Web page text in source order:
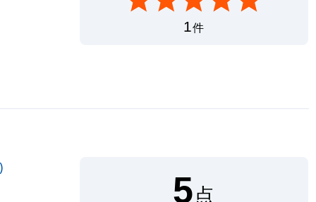
1件
5点